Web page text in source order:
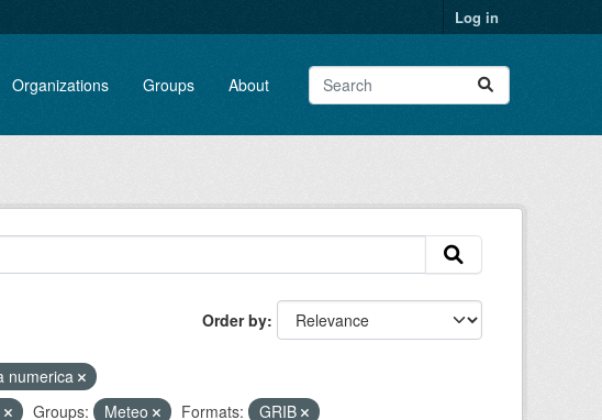
Log in
Organizations Groups About
Order by
numerica
Groups: Meteo Formats: GRIB